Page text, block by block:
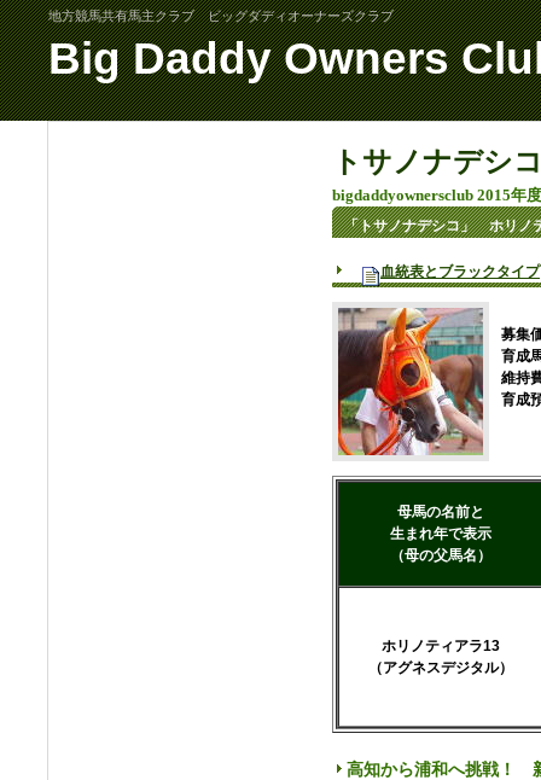
地方競馬共有馬主クラブ ビッグダディオーナーズクラブ
Big Daddy Owners
トサノナデシ
bigdaddyownersclub 2015年
「トサノナデシコ」 ホリ
血統表とブラックタイプ
募集
育成
維持
育成
母馬の名前と
生まれ年で表示
（母の父馬名）
ホリノティアラ13
（アグネスデジタル）
高知から浦和へ挑戦！